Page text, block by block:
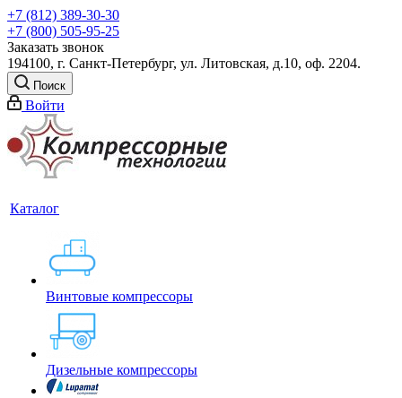
+7 (812) 389-30-30
+7 (800) 505-95-25
Заказать звонок
194100, г. Санкт-Петербург, ул. Литовская, д.10, оф. 2204.
Поиск
Войти
Каталог
Винтовые компрессоры
Дизельные компрессоры